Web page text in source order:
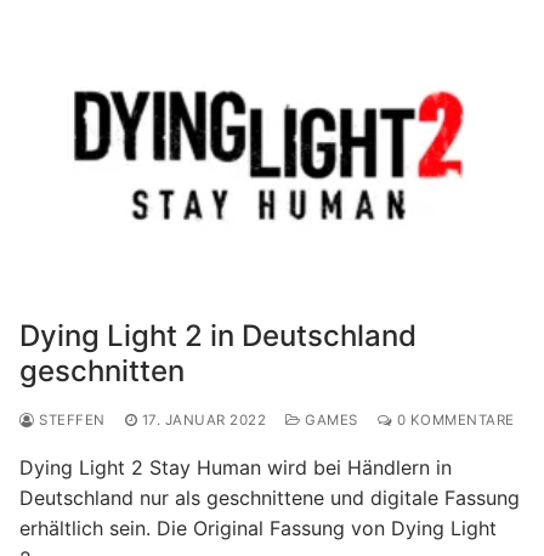
Dying Light 2 in Deutschland
geschnitten
STEFFEN 17. JANUAR 2022 GAMES 0 KOMMENTARE
Dying Light 2 Stay Human wird bei Händlern in
Deutschland nur als geschnittene und digitale Fassung
erhältlich sein. Die Original Fassung von Dying Light